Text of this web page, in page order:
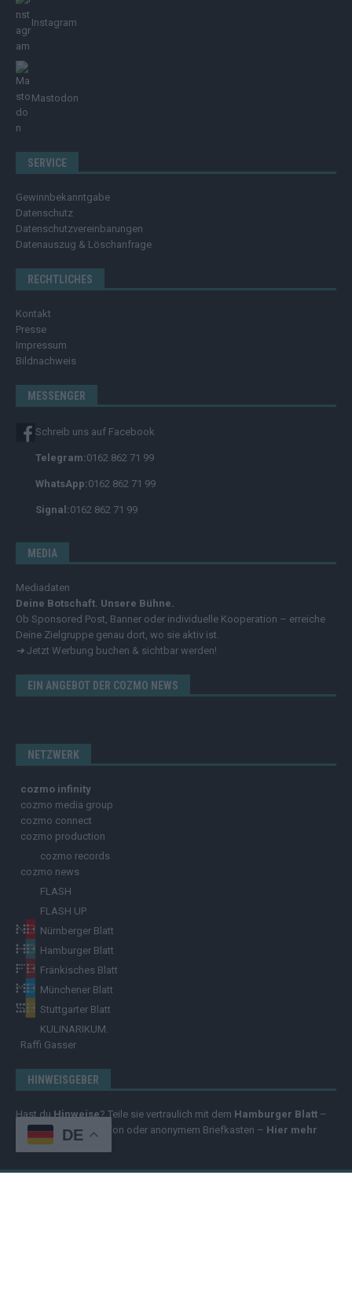
Instagram
Mastodon
SERVICE
Gewinnbekanntgabe
Datenschutz
Datenschutzvereinbarungen
Datenauszug & Löschanfrage
RECHTLICHES
Kontakt
Presse
Impressum
Bildnachweis
MESSENGER
Schreib uns auf Facebook
Telegram:0162 862 71 99
WhatsApp:0162 862 71 99
Signal:0162 862 71 99
MEDIA
Mediadaten
Deine Botschaft. Unsere Bühne.
Ob Sponsored Post, Banner oder individuelle Kooperation – erreiche
Deine Zielgruppe genau dort, wo sie aktiv ist.
➔ Jetzt Werbung buchen & sichtbar werden!
EIN ANGEBOT DER COZMO NEWS
NETZWERK
cozmo infinity
cozmo media group
cozmo connect
cozmo production
cozmo records
cozmo news
FLASH
FLASH UP
Nürnberger Blatt
Hamburger Blatt
Fränkisches Blatt
Münchener Blatt
Stuttgarter Blatt
KULINARIKUM.
Raffi Gasser
HINWEISGEBER
Hast du Hinweise? Teile sie vertraulich mit dem Hamburger Blatt –
per Post, E-Mail, Telefon oder anonymem Briefkasten – Hier mehr
erfahren
DE